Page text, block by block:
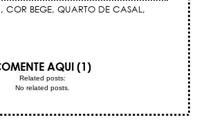
, COR BEGE, QUARTO DE CASAL ,
AQUI (1)
Related posts:
No related posts.